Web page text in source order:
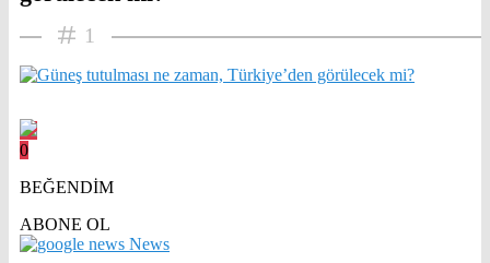
1
0
BEĞENDİM
ABONE OL
News